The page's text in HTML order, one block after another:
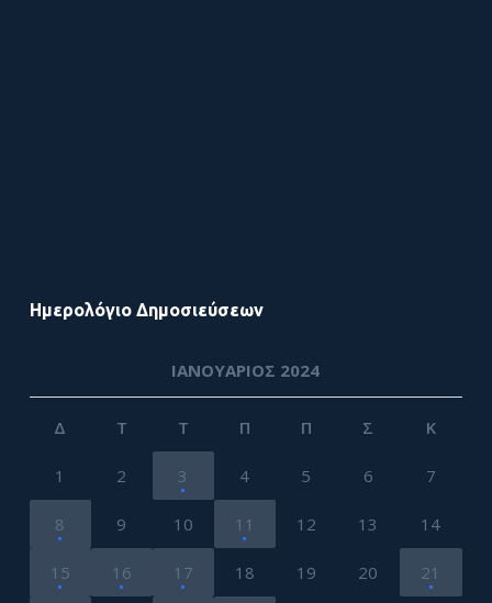
Ημερολόγιο Δημοσιεύσεων
ΙΑΝΟΥΆΡΙΟΣ 2024
Δ Τ Τ Π Π Σ Κ
1 2 3 4 5 6 7
8 9 10 11 12 13 14
15 16 17 18 19 20 21